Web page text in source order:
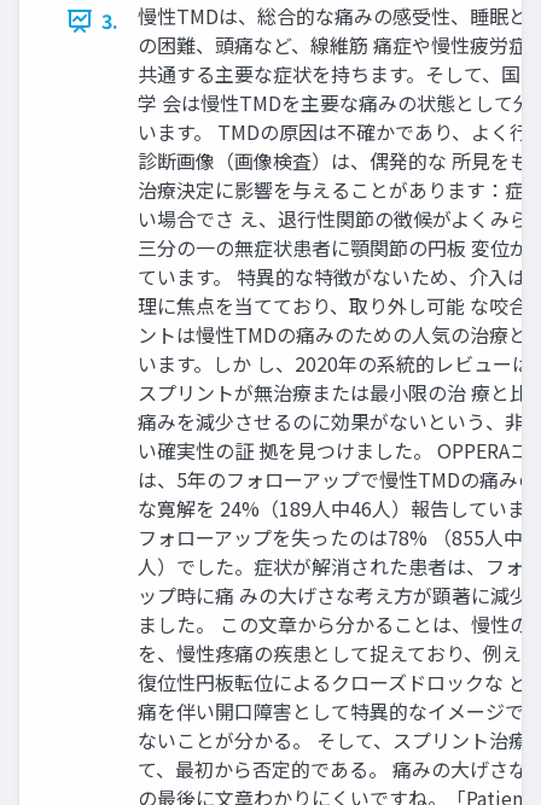
3.
慢性TMDは、総合的な痛みの感受性、睡眠と
の困難、頭痛など、線維筋 痛症や慢性疲労症
共通する主要な症状を持ちます。そして、国
学 会は慢性TMDを主要な痛みの状態として分
います。 TMDの原因は不確かであり、よく行
診断画像（画像検査）は、偶発的な 所見をも
治療決定に影響を与えることがあります：症
い場合でさ え、退行性関節の徴候がよくみら
三分の一の無症状患者に顎関節の円板 変位が
ています。 特異的な特徴がないため、介入は
理に焦点を当てており、取り外し可能 な咬合
ントは慢性TMDの痛みのための人気の治療と
います。しか し、2020年の系統的レビューは
スプリントが無治療または最小限の治 療と比
痛みを減少させるのに効果がないという、非
い確実性の証 拠を見つけました。 OPPERAコ
は、5年のフォローアップで慢性TMDの痛み
な寛解を 24%（189人中46人）報告していま
フォローアップを失ったのは78% （855人中
人）でした。症状が解消された患者は、フォ
ップ時に痛 みの大げさな考え方が顕著に減少
ました。 この文章から分かることは、慢性の
を、慢性疼痛の疾患として捉えており、例え
復位性円板転位によるクローズドロックな ど
痛を伴い開口障害として特異的なイメージで
ないことが分かる。 そして、スプリント治療
て、最初から否定的である。 痛みの大げさな
の最後に文章わかりにくいですね。「Patients